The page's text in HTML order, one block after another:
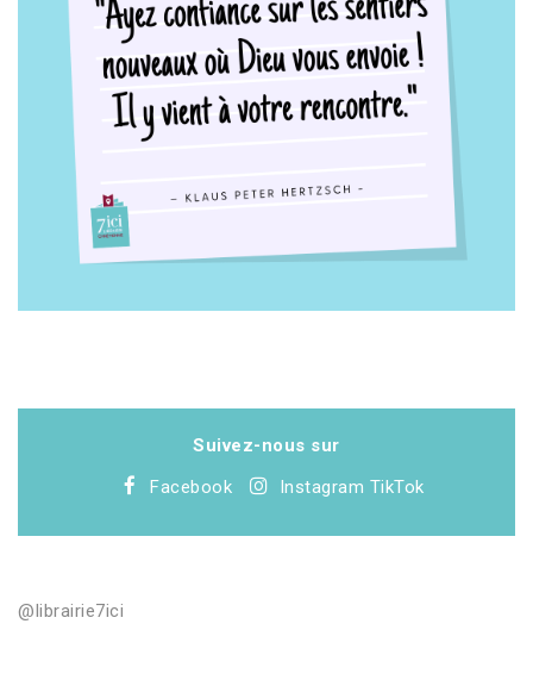
Suivez-nous sur
Facebook
Instagram TikTok
@librairie7ici